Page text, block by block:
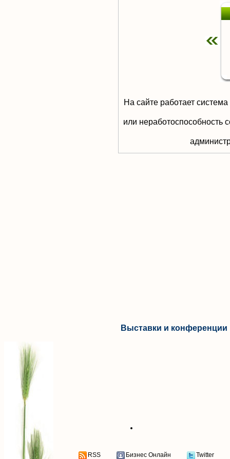
На сайте работает
или неработоспособность
Выставки и конференции
RSS Бизнес Онлайн Twitter